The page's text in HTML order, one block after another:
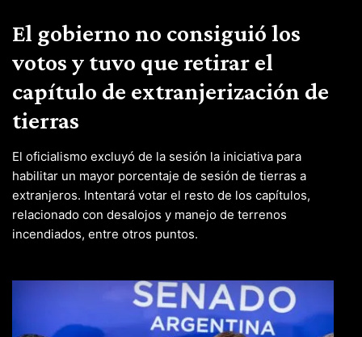
El gobierno no consiguió los
votos y tuvo que retirar el
capítulo de extranjerización de
tierras
El oficialismo excluyó de la sesión la iniciativa para
habilitar un mayor porcentaje de sesión de tierras a
extranjeros. Intentará votar el resto de los capítulos,
relacionado con desalojos y manejo de terrenos
incendiados, entre otros puntos.